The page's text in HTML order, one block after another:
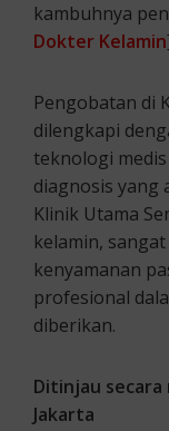
kambuhnya
Dokter Kelamin
Pengobatan di
dilengkapi
teknologi
diagnosis yang
Klinik Utama
kelamin,
kenyamanan
profesional
diberikan.
Ditinjau secara
Jakarta